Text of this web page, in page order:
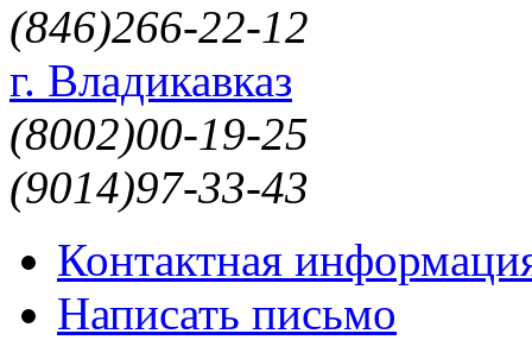
(846)266-22-12
г. Владикавказ
(8002)00-19-25
(9014)97-33-43
Контактная
Написать письмо